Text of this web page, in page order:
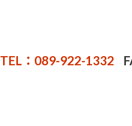
TEL：089-922-1332